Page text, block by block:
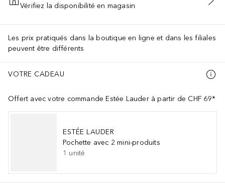
AJOUTER AU PANIER
Vérifiez la disponibilité en magasin
Les prix pratiqués dans la boutique en ligne et dans les filiales
peuvent être différents
VOTRE CADEAU
Offert avec votre commande Estée Lauder à partir de CHF 69*
ESTÉE LAUDER
Pochette avec 2 mini-produits
1 unité